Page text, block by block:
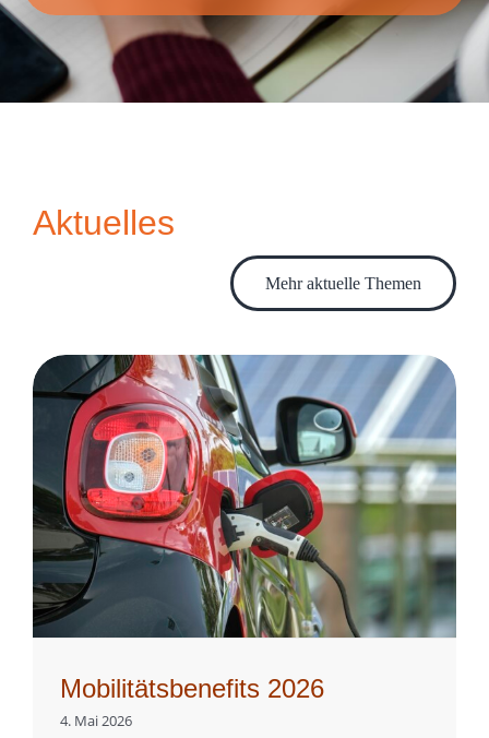
Aktuelles
Mehr aktuelle Themen
Mobilitätsbenefits 2026
4. Mai 2026